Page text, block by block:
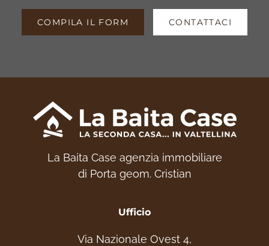
COMPILA IL FORM CONTATTACI
La Baita Case agenzia immobiliare
di Porta geom. Cristian
Ufficio
Via Nazionale Ovest 4,